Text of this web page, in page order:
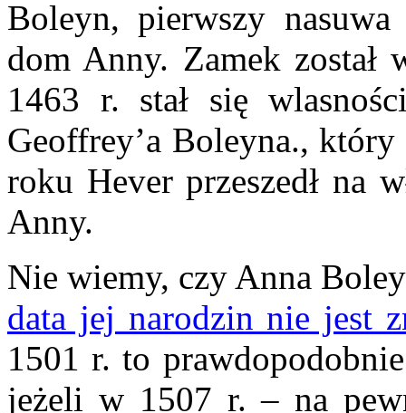
Boleyn, pierwszy
dom Anny. Zamek
1463 r. stał się
Geoffrey’a Boleyna., który
roku Hever przeszedł na
Anny.
Nie wiemy, czy Anna
data jej narodzin nie jest
1501 r. to
jeżeli w 1507 r. – na